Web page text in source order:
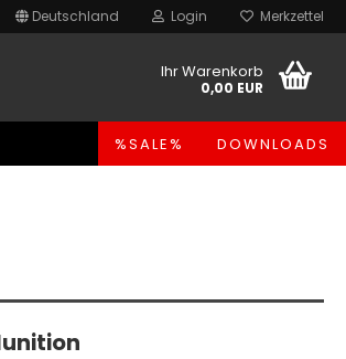
Deutschland Login Merkzettel
Ihr Warenkorb
0,00 EUR
%SALE% DOWNLOADS